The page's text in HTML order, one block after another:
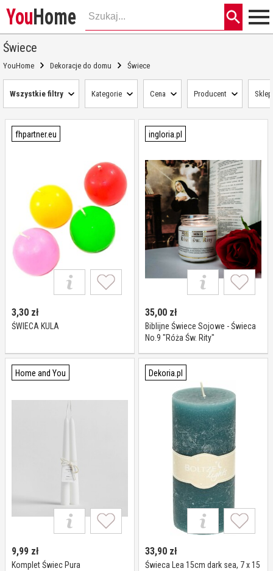
YouHome
Świece
YouHome Dekoracje do domu Świece
Wszystkie filtry Kategorie Cena Producent Sklep
fhpartner.eu
3,30 zł
ŚWIECA KULA
ingloria.pl
35,00 zł
Biblijne Świece Sojowe - Świeca
No.9 "Róża Św. Rity"
Home and You
9,99 zł
Komplet Świec Pura
Dekoria.pl
33,90 zł
Świeca Lea 15cm dark sea, 7 x 15